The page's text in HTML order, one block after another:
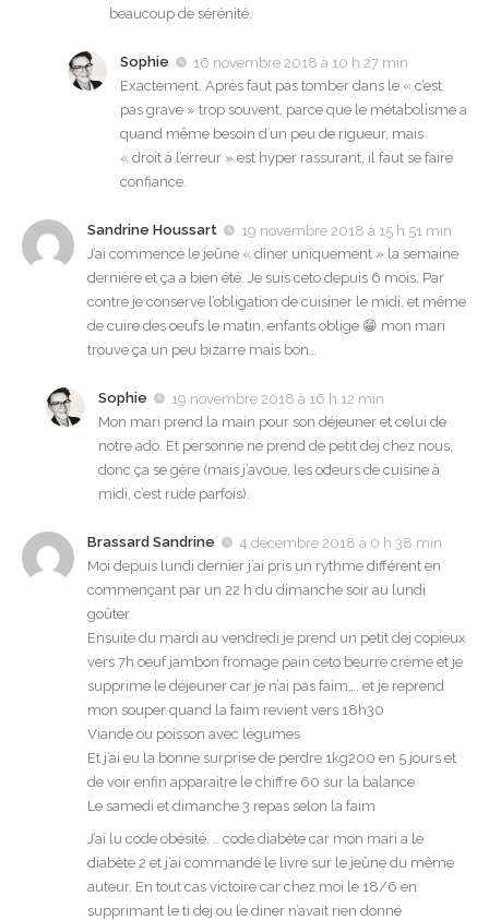
beaucoup de sérénité.
Sophie
16 novembre 2018 à 10 h 27 min
Exactement. Après faut pas tomber dans le « c’est
pas grave » trop souvent, parce que le métabolisme a
quand même besoin d’un peu de rigueur, mais
« droit à l’erreur » est hyper rassurant, il faut se faire
confiance.
Sandrine Houssart
19 novembre 2018 à 15 h 51 min
J’ai commencé le jeûne « dîner uniquement » la semaine
dernière et ça a bien été. Je suis ceto depuis 6 mois. Par
contre je conserve l’obligation de cuisiner le midi, et même
de cuire des oeufs le matin, enfants oblige 😁 mon mari
trouve ça un peu bizarre mais bon…
Sophie
19 novembre 2018 à 16 h 12 min
Mon mari prend la main pour son déjeuner et celui de
notre ado. Et personne ne prend de petit dej chez nous,
donc ça se gère (mais j’avoue, les odeurs de cuisine à
midi, c’est rude parfois).
Brassard Sandrine
4 décembre 2018 à 0 h 38 min
Moi depuis lundi dernier j’ai pris un rythme différent en
commençant par un 22 h du dimanche soir au lundi
goûter
Ensuite du mardi au vendredi je prend un petit dej copieux
vers 7h oeuf jambon fromage pain ceto beurre crème et je
supprime le déjeuner car je n’ai pas faim…. et je reprend
mon souper quand la faim revient vers 18h30
Viande ou poisson avec légumes
Et j’ai eu la bonne surprise de perdre 1kg200 en 5 jours et
de voir enfin apparaitre le chiffre 60 sur la balance
Le samedi et dimanche 3 repas selon la faim
J’ai lu code obésité. .. code diabète car mon mari a le
diabète 2 et j’ai commandé le livre sur le jeûne du même
auteur. En tout cas victoire car chez moi le 18/6 en
supprimant le ti dej ou le diner n’avait rien donné